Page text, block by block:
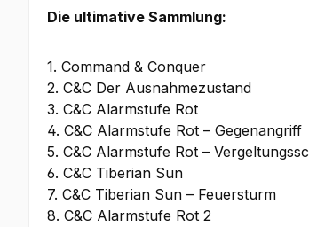
Die ultimative Sammlung:
1. Command & Conquer
2. C&C Der Ausnahmezustand
3. C&C Alarmstufe Rot
4. C&C Alarmstufe Rot – Gegenangriff
5. C&C Alarmstufe Rot –
6. C&C Tiberian Sun
7. C&C Tiberian Sun – Feuersturm
8. C&C Alarmstufe Rot 2